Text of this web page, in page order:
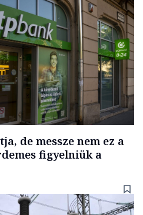
de messze nem ez a
figyelniük a